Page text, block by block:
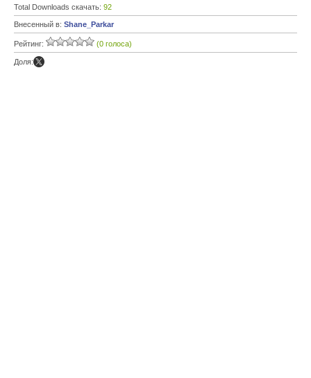
Total Downloads скачать: 92
Внесенный в: Shane_Parkar
Рейтинг: (0 голоса)
Доля: